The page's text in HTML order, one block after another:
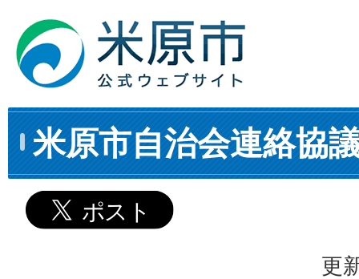
米原市自治会連絡協
更